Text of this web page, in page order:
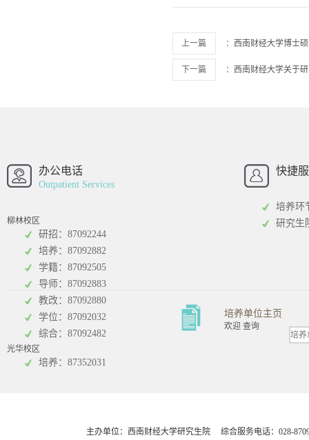
上一篇 ： 西南财经大学博士
下一篇 ： 西南财经大学关于
招办
工商管理学院
办公电话
Outpatient Services
柳林校区
研招：87092244
培养：87092882
学籍：87092505
导师：87092883
教改：87092880
学位：87092032
综合：87092482
光华校区
培养：87352031
快捷
培养环
研究生
培养单位主页
欢迎 查询
主办单位：西南财经大学研究生院 综合服务电话：028-